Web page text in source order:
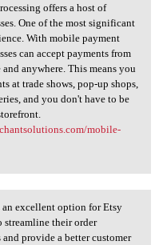
processing
offers a host of
One of the most significant
With mobile payment
can accept payments from
anywhere. This means you
at trade shows, pop-up shops,
and you don't have to be
mobile-
an
excellent option for Etsy
streamline their order
provide a better customer